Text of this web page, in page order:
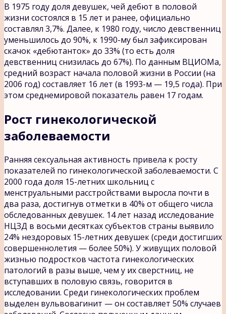
В 1975 году доля девушек, чей дебют в половой
жизни состоялся в 15 лет и ранее, официально
составлял 3,7%. Далее, к 1980 году, число девственниц
уменьшилось до 90%, к 1990-му был зафиксирован
скачок «дебютанток» до 33% (то есть доля
девственниц снизилась до 67%). По данным ВЦИОМа,
средний возраст начала половой жизни в России (на
2006 год) составляет 16 лет (в 1993-м — 19,5 года). При
этом среднемировой показатель равен 17 годам.
Рост гинекологической
заболеваемости
Ранняя сексуальная активность привела к росту
показателей по гинекологической заболеваемости. С
2000 года доля 15-летних школьниц с
менструальными расстройствами выросла почти в
два раза, достигнув отметки в 40% от общего числа
обследованных девушек. 14 лет назад исследование
НЦЗД в восьми десятках субъектов страны выявило
24% нездоровых 15-летних девушек (среди достигших
совершеннолетия — более 50%). У живущих половой
жизнью подростков частота гинекологических
патологий в разы выше, чем у их сверстниц, не
вступавших в половую связь, говорится в
исследовании. Среди гинекологических проблем
выделен вульвовагинит — он составляет 50% случаев